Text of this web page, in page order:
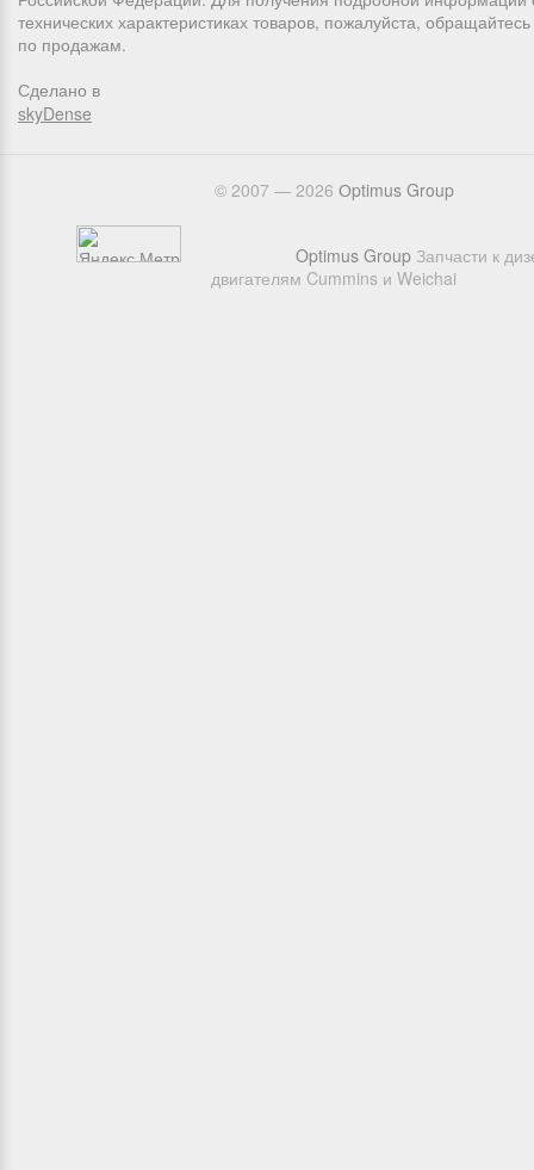
технических характеристиках товаров, пожалуйста,
по продажам.
Сделано в
skyDense
© 2007 — 2026 Оptimus Group
Optimus Group Запчасти к
двигателям Cummins и Weichai